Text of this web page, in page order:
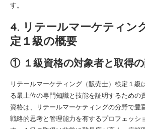
す。
4. リテールマーケティン
定１級の概要
① １級資格の対象者と取得
リテールマーケティング（販売士）検定１級
る最上位の専門知識と技能を証明するための
資格は、リテールマーケティングの分野で豊
戦略的思考と管理能力を有するプロフェッシ